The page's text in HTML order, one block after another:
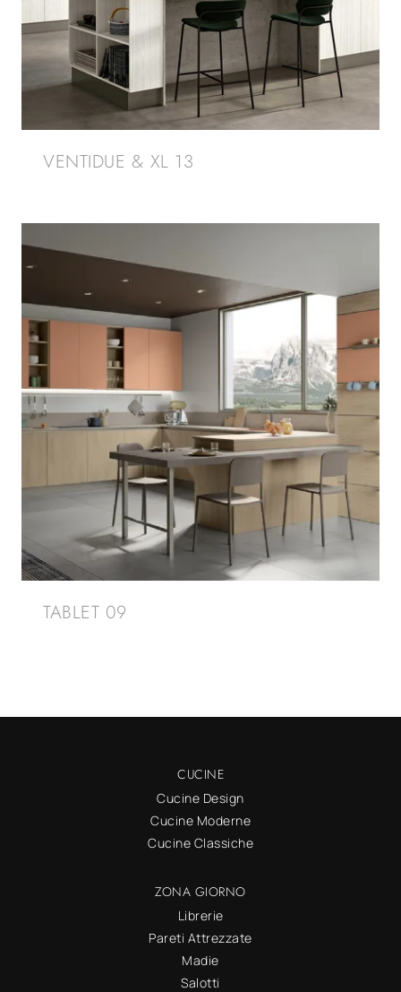
VENTIDUE & XL 13
TABLET 09
CUCINE
Cucine Design
Cucine Moderne
Cucine Classiche
ZONA GIORNO
Librerie
Pareti Attrezzate
Madie
Salotti